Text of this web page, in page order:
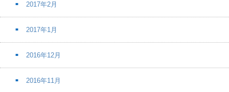
2017年2月
2017年1月
2016年12月
2016年11月